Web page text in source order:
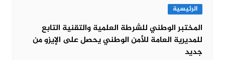
الرئيسية
المختبر الوطني للشرطة العلمية والتقنية التابع
للمديرية العامة للأمن الوطني يحصل على الإيزو من
جديد